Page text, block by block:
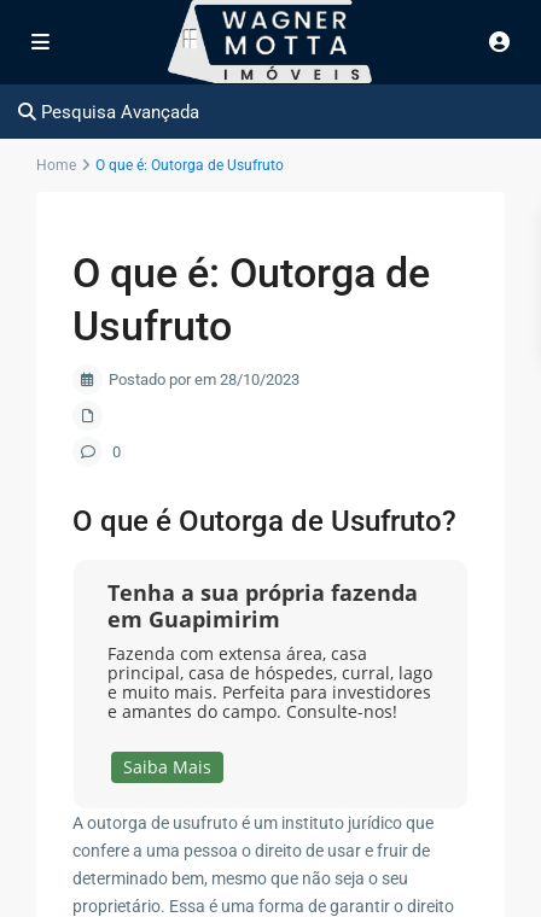
Pesquisa Avançada
Home O que é: Outorga de Usufruto
O que é: Outorga de
Usufruto
Postado por em 28/10/2023
0
O que é Outorga de Usufruto?
Tenha a sua própria fazenda
em Guapimirim
Fazenda com extensa área, casa
principal, casa de hóspedes, curral, lago
e muito mais. Perfeita para investidores
e amantes do campo. Consulte-nos!
Saiba Mais
A outorga de usufruto é um instituto jurídico que
confere a uma pessoa o direito de usar e fruir de
determinado bem, mesmo que não seja o seu
proprietário. Essa é uma forma de garantir o direito